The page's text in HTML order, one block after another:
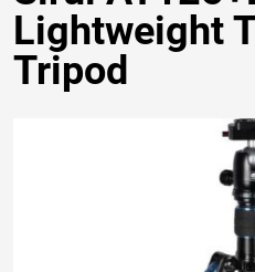
Lightweight
Tripod